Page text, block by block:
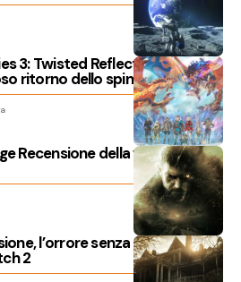
3: Twisted Reflection
ritorno dello spin off JRPG
Recensione della versione per
l’orrore senza
2